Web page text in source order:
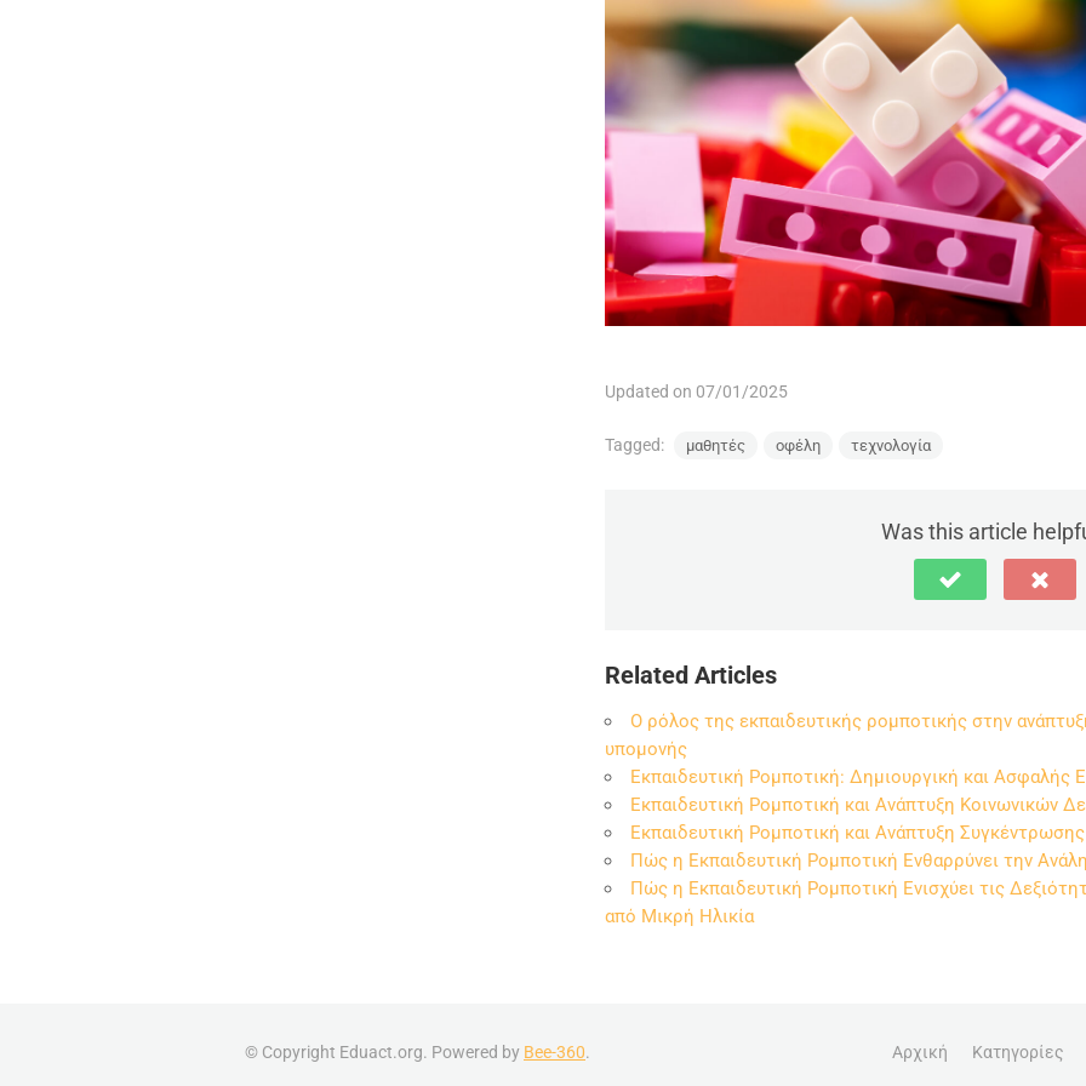
Updated on 07/01/2025
Tagged: μαθητές οφέλη τεχνολογία
Was this article
Related Articles
Ο ρόλος της εκπαιδευτικής ρομποτικής στην
υπομονής
Εκπαιδευτική Ρομποτική: Δημιουργική και Ασφαλής
Εκπαιδευτική Ρομποτική και Ανάπτυξη Κοινωνικών
Εκπαιδευτική Ρομποτική και Ανάπτυξη Συγκέντρωσης
Πώς η Εκπαιδευτική Ρομποτική Ενθαρρύνει την
Πώς η Εκπαιδευτική Ρομποτική Ενισχύει τις
από Μικρή Ηλικία
© Copyright Eduact.org. Powered by Bee-360. Αρχική Κατηγορίες